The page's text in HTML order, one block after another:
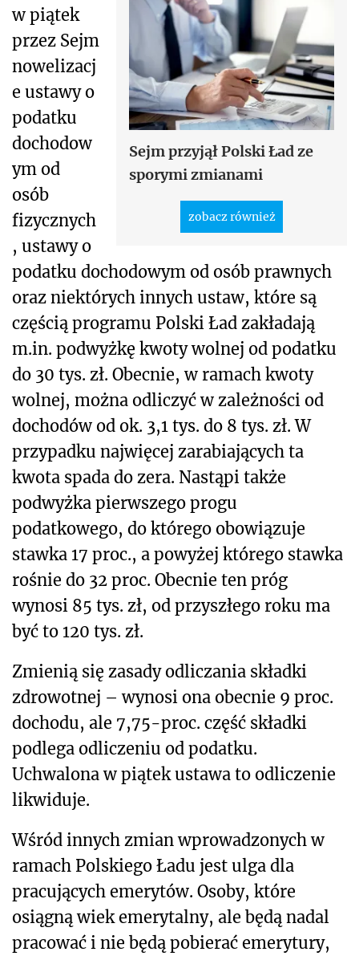
Sejm przyjął Polski Ład ze
sporymi zmianami
zobacz również
w piątek
przez Sejm
nowelizacj
e ustawy o
podatku
dochodow
ym od
osób
fizycznych
, ustawy o
podatku dochodowym od osób prawnych
oraz niektórych innych ustaw, które są
częścią programu Polski Ład zakładają
m.in. podwyżkę kwoty wolnej od podatku
do 30 tys. zł. Obecnie, w ramach kwoty
wolnej, można odliczyć w zależności od
dochodów od ok. 3,1 tys. do 8 tys. zł. W
przypadku najwięcej zarabiających ta
kwota spada do zera. Nastąpi także
podwyżka pierwszego progu
podatkowego, do którego obowiązuje
stawka 17 proc., a powyżej którego stawka
rośnie do 32 proc. Obecnie ten próg
wynosi 85 tys. zł, od przyszłego roku ma
być to 120 tys. zł.
Zmienią się zasady odliczania składki
zdrowotnej – wynosi ona obecnie 9 proc.
dochodu, ale 7,75-proc. część składki
podlega odliczeniu od podatku.
Uchwalona w piątek ustawa to odliczenie
likwiduje.
Wśród innych zmian wprowadzonych w
ramach Polskiego Ładu jest ulga dla
pracujących emerytów. Osoby, które
osiągną wiek emerytalny, ale będą nadal
pracować i nie będą pobierać emerytury,